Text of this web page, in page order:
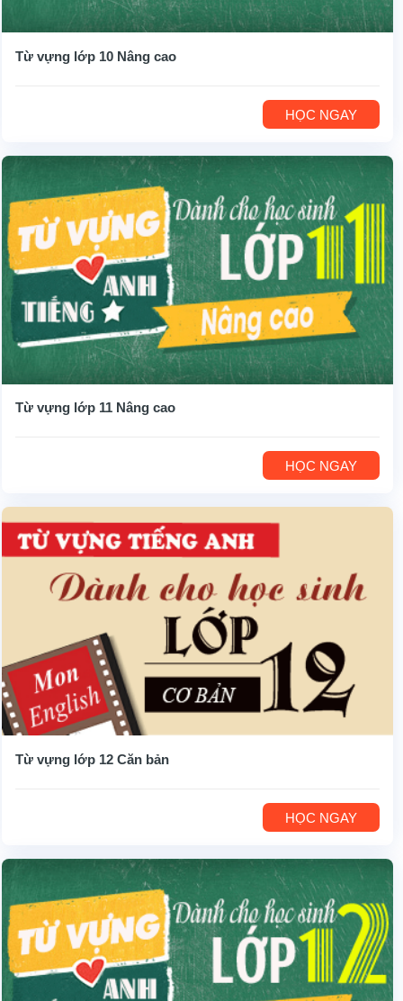
Từ vựng lớp 10 Nâng cao
HỌC NGAY
Từ vựng lớp 11 Nâng cao
HỌC NGAY
Từ vựng lớp 12 Căn bản
HỌC NGAY